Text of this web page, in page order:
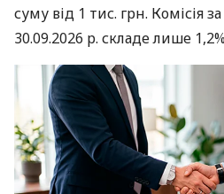
суму від 1 тис. грн. Комісія
30.09.2026 р. складе лише